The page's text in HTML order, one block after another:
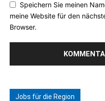
Speichern Sie meinen
meine Website für den
Browser.
Jobs für die Region